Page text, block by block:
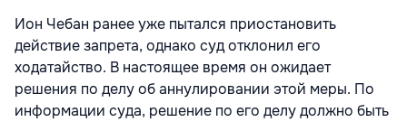
Ион Чебан ранее уже пытался приостановить
действие запрета, однако суд отклонил его
ходатайство. В настоящее время он ожидает
решения по делу об аннулировании этой меры. По
информации суда, решение по его делу должно быть